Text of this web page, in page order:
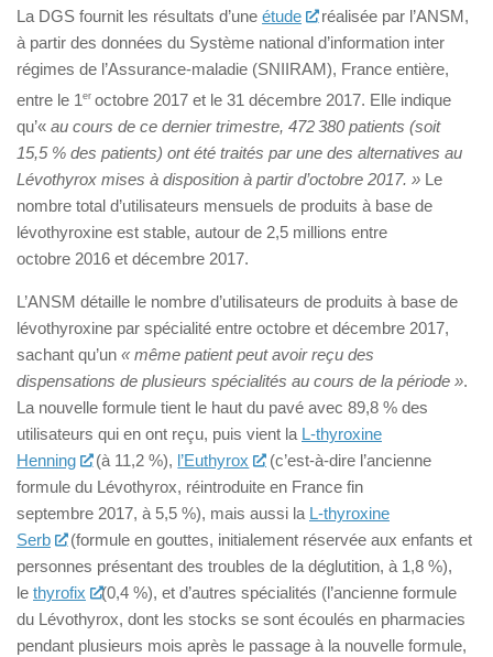
La DGS fournit les résultats d’une étude
réalisée par l’ANSM,
à partir des données du Système national d’information inter
régimes de l’Assurance-maladie (SNIIRAM), France entière,
entre le 1er octobre 2017 et le 31 décembre 2017. Elle indique
qu’« au cours de ce dernier trimestre, 472 380 patients (soit
15,5 % des patients) ont été traités par une des alternatives au
Lévothyrox mises à disposition à partir d’octobre 2017. » Le
nombre total d’utilisateurs mensuels de produits à base de
lévothyroxine est stable, autour de 2,5 millions entre
octobre 2016 et décembre 2017.
L’ANSM détaille le nombre d’utilisateurs de produits à base de
lévothyroxine par spécialité entre octobre et décembre 2017,
sachant qu’un « même patient peut avoir reçu des
dispensations de plusieurs spécialités au cours de la période ».
La nouvelle formule tient le haut du pavé avec 89,8 % des
utilisateurs qui en ont reçu, puis vient la L-thyroxine
Henning
(à 11,2 %), l’Euthyrox
(c’est-à-dire l’ancienne
formule du Lévothyrox, réintroduite en France fin
septembre 2017, à 5,5 %), mais aussi la L-thyroxine
Serb
(formule en gouttes, initialement réservée aux enfants et
personnes présentant des troubles de la déglutition, à 1,8 %),
le thyrofix
(0,4 %), et d’autres spécialités (l’ancienne formule
du Lévothyrox, dont les stocks se sont écoulés en pharmacies
pendant plusieurs mois après le passage à la nouvelle formule,